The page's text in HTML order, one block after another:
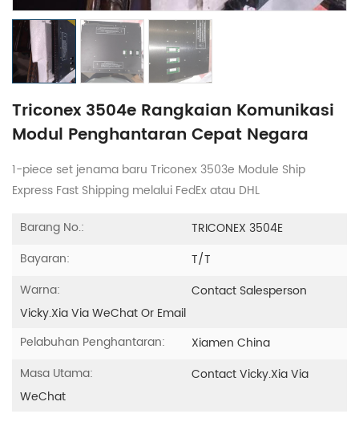
Triconex 3504e Rangkaian Komunikasi
Modul Penghantaran Cepat Negara
1-piece set jenama baru Triconex 3503e Module Ship
Express Fast Shipping melalui FedEx atau DHL
Barang No.:
TRICONEX 3504E
Bayaran:
T/T
Warna:
Contact Salesperson
Vicky.xia Via WeChat Or Email
Pelabuhan Penghantaran:
Xiamen China
Masa Utama:
Contact Vicky.xia Via
WeChat